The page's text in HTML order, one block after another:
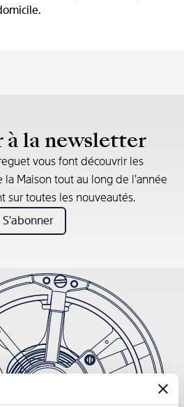
à la newsletter
vous font découvrir les
Maison tout au long de l’année
sur toutes les nouveautés.
S'abonner